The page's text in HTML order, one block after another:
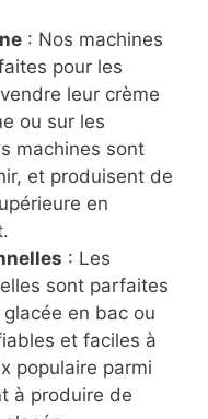
: Nos machines
pour les
leur crème
ou sur les
machines sont
et produisent de
en
: Les
sont parfaites
en bac ou
et faciles à
populaire parmi
à produire de